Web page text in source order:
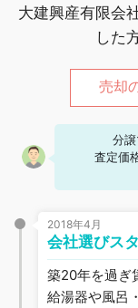
大建興産有限会
した
売却
分
査定価
2018年4月
会社選びス
築20年を過ぎ
給湯器や風呂